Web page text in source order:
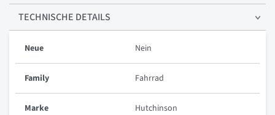
TECHNISCHE DETAILS
Neue Nein
Family Fahrrad
Marke Hutchinson